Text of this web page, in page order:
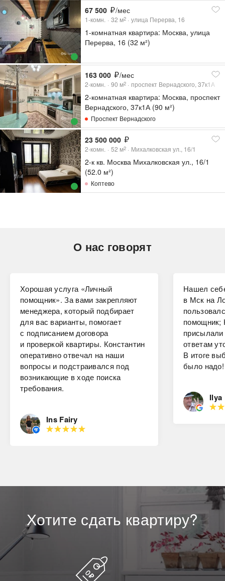
67 500 /мес
1-комн. 32 м2 улица Перерва, 16
1-комнатная квартира: Москва, улица
Перерва, 16 (32 м²)
163 000 /мес
2-комн. 90 м2 проспект Вернадского, 37к1А
2-комнатная квартира: Москва, проспект
Вернадского, 37к1А (90 м²)
Проспект Вернадского
23 500 000
2-комн. 52 м2 Михалковская ул., 16/1
2-к кв. Москва Михалковская ул., 16/1
(52.0 м²)
Коптево
О нас говорят
Хорошая услуга «Личный
помощник». За вами закрепляют
менеджера, который подбирает
для вас варианты, помогает
с подписанием договора
и проверкой квартиры. Константин
оперативно отвечал на наши
вопросы и подстраивался под
возникающие в ходе поиска
требования.
Ins Fairy
Нашел
в Мск на
помощник;
ответам
В итоге
было надо!
Ilya
Хотите сдать квартиру?